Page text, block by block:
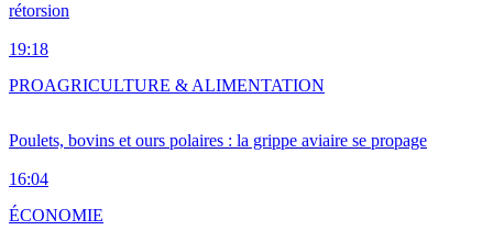
rétorsion
19:18
Poulets, bovins et ours polaires : la grippe aviaire se propage
16:04
PROAGRICULTURE & ALIMENTATION
ÉCONOMIE